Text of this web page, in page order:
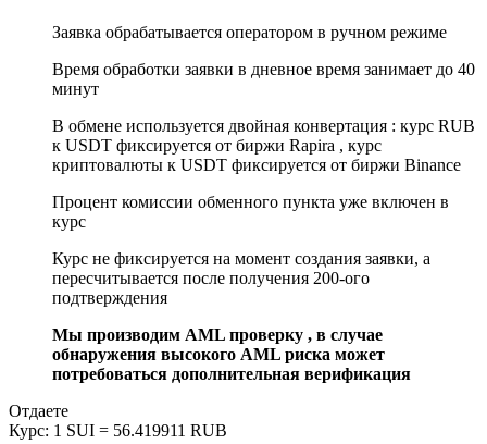
Заявка обрабатывается оператором в ручном режиме
Время обработки заявки в дневное время занимает до 40
минут
В обмене используется двойная конвертация : курс RUB
к USDT фиксируется от биржи Rapira , курс
криптовалюты к USDT фиксируется от биржи Binance
Процент комиссии обменного пункта уже включен в
курс
Курс не фиксируется на момент создания заявки, а
пересчитывается после получения 200-ого
подтверждения
Мы производим AML проверку , в случае
обнаружения высокого AML риска может
потребоваться дополнительная верификация
Отдаете
Курс: 1 SUI = 56.419911 RUB